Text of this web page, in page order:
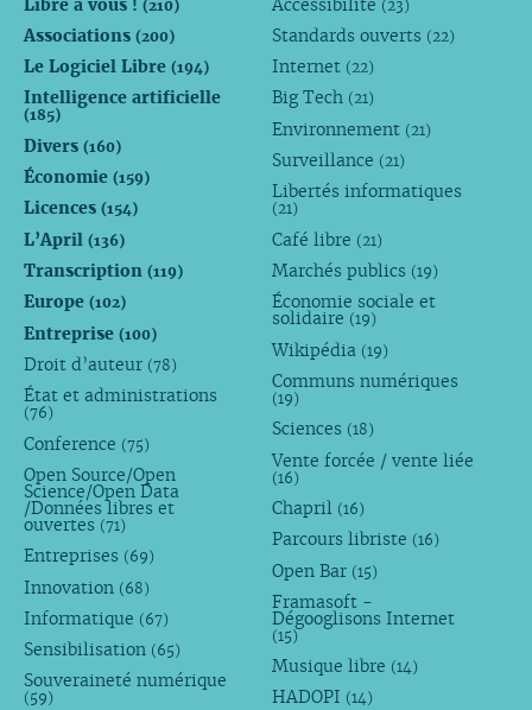
(210)
Associations (200)
Le Logiciel Libre (194)
Intelligence artificielle
(185)
Divers (160)
Économie (159)
Licences (154)
L’April (136)
Transcription (119)
Europe (102)
Entreprise (100)
Droit d’auteur (78)
État et administrations
(76)
Conference (75)
Open Source/Open
Science/Open Data
/Données libres et
ouvertes (71)
Entreprises (69)
Innovation (68)
Informatique (67)
Sensibilisation (65)
Souveraineté numérique
(59)
(23)
Standards ouverts (22)
Internet (22)
Big Tech (21)
Environnement (21)
Surveillance (21)
Libertés informatiques
(21)
Café libre (21)
Marchés publics (19)
Économie sociale et
solidaire (19)
Wikipédia (19)
Communs numériques
(19)
Sciences (18)
Vente forcée / vente liée
(16)
Chapril (16)
Parcours libriste (16)
Open Bar (15)
Framasoft -
Dégooglisons Internet
(15)
Musique libre (14)
HADOPI (14)